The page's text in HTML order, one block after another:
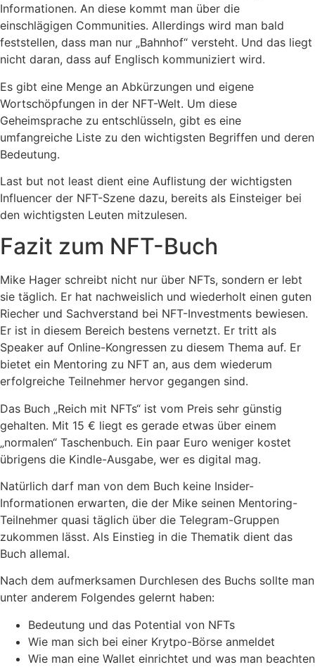
Informationen. An diese kommt man über die
einschlägigen Communities. Allerdings wird man bald
feststellen, dass man nur „Bahnhof“ versteht. Und das liegt
nicht daran, dass auf Englisch kommuniziert wird.
Es gibt eine Menge an Abkürzungen und eigene
Wortschöpfungen in der NFT-Welt. Um diese
Geheimsprache zu entschlüsseln, gibt es eine
umfangreiche Liste zu den wichtigsten Begriffen und deren
Bedeutung.
Last but not least dient eine Auflistung der wichtigsten
Influencer der NFT-Szene dazu, bereits als Einsteiger bei
den wichtigsten Leuten mitzulesen.
Fazit zum NFT-Buch
Mike Hager schreibt nicht nur über NFTs, sondern er lebt
sie täglich. Er hat nachweislich und wiederholt einen guten
Riecher und Sachverstand bei NFT-Investments bewiesen.
Er ist in diesem Bereich bestens vernetzt. Er tritt als
Speaker auf Online-Kongressen zu diesem Thema auf. Er
bietet ein Mentoring zu NFT an, aus dem wiederum
erfolgreiche Teilnehmer hervor gegangen sind.
Das Buch „Reich mit NFTs“ ist vom Preis sehr günstig
gehalten. Mit 15 € liegt es gerade etwas über einem
„normalen“ Taschenbuch. Ein paar Euro weniger kostet
übrigens die Kindle-Ausgabe, wer es digital mag.
Natürlich darf man von dem Buch keine Insider-
Informationen erwarten, die der Mike seinen Mentoring-
Teilnehmer quasi täglich über die Telegram-Gruppen
zukommen lässt. Als Einstieg in die Thematik dient das
Buch allemal.
Nach dem aufmerksamen Durchlesen des Buchs sollte man
unter anderem Folgendes gelernt haben:
Bedeutung und das Potential von NFTs
Wie man sich bei einer Krytpo-Börse anmeldet
Wie man eine Wallet einrichtet und was man beachten